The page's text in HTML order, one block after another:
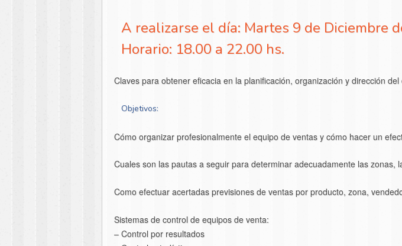
A realizarse el día: Martes 9 de Diciembre
Horario: 18.00 a 22.00 hs.
Claves para obtener eficacia en la planificación, organización y dirección
Objetivos:
Cómo organizar profesionalmente el equipo de ventas y cómo hacer un
Cuales son las pautas a seguir para determinar adecuadamente las
Como efectuar acertadas previsiones de ventas por producto, zona,
Sistemas de control de equipos de venta:
– Control por resultados